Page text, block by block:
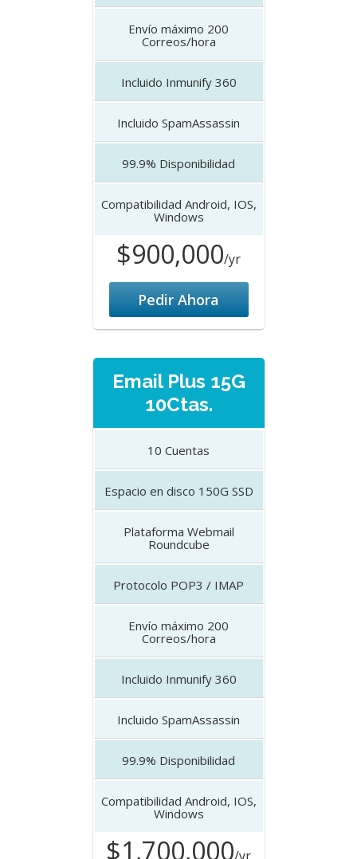
Envío máximo 200
Correos/hora
Incluido Inmunify 360
Incluido SpamAssassin
99.9% Disponibilidad
Compatibilidad Android, IOS,
Windows
$900,000/yr
Pedir Ahora
Email Plus 15G
10Ctas.
10 Cuentas
Espacio en disco 150G SSD
Plataforma Webmail
Roundcube
Protocolo POP3 / IMAP
Envío máximo 200
Correos/hora
Incluido Inmunify 360
Incluido SpamAssassin
99.9% Disponibilidad
Compatibilidad Android, IOS,
Windows
$1,700,000